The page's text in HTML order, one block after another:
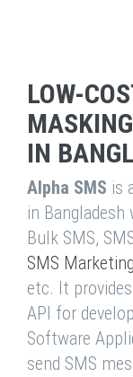
LOW-
IN
Alpha SMS is
in
Bulk SMS,
SMS Marketing
etc. It
API for
Software
send SMS